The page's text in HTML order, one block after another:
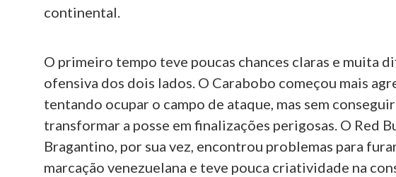
continental.
O primeiro tempo teve poucas chances claras e muita
ofensiva dos dois lados. O Carabobo começou mais
tentando ocupar o campo de ataque, mas sem conseguir
transformar a posse em finalizações perigosas. O Red
Bragantino, por sua vez, encontrou problemas para
marcação venezuelana e teve pouca criatividade na